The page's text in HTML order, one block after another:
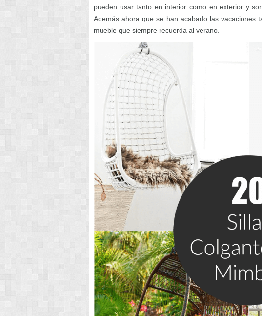
pueden usar tanto en interior como en exterior y
Además ahora que se han acabado las vacaciones
mueble que siempre recuerda al verano.